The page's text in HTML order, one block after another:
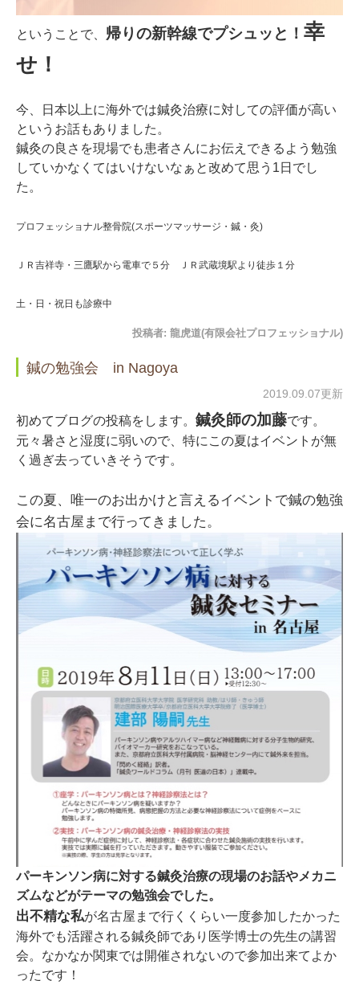
ということで、 帰りの新幹線でプシュッと！ 幸
せ！
今、日本以上に海外では鍼灸治療に対しての評価が高い
というお話もありました。
鍼灸の良さを現場でも患者さんにお伝えできるよう勉強
していかなくてはいけないなぁと改めて思う1日でし
た。
プロフェッショナル整骨院(スポーツマッサージ・鍼・灸)
ＪＲ吉祥寺・三鷹駅から電車で５分 ＪＲ武蔵境駅より徒歩１分
土・日・祝日も診療中
投稿者: 龍虎道(有限会社プロフェッショナル)
鍼の勉強会 in Nagoya
2019.09.07更新
初めてブログの投稿をします。 鍼灸師の加藤です。
元々暑さと湿度に弱いので、特にこの夏はイベントが無
く過ぎ去っていきそうです。
この夏、唯一のお出かけと言えるイベントで鍼の勉強
会に名古屋まで行ってきました。
パーキンソン病に対する鍼灸治療の現場のお話やメカニ
ズムなどがテーマの勉強会でした。
出不精な私が名古屋まで行くくらい一度参加したかった
海外でも活躍される鍼灸師であり医学博士の先生の講習
会。なかなか関東では開催されないので参加出来てよか
ったです！